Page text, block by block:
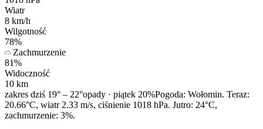
Wiatr
8 km/h
Wilgotność
78%
Zachmurzenie
81%
Widoczność
10 km
zakres dziś 19° – 22°opady · piątek 20%Pogoda: Wołomin. Teraz:
20.66°C, wiatr 2.33 m/s, ciśnienie 1018 hPa. Jutro: 24°C,
zachmurzenie: 3%.